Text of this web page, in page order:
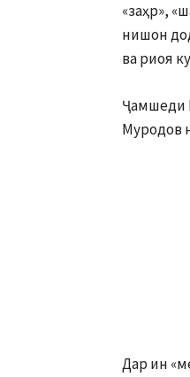
«заҳр»,
нишон
ва риоя
Ҷамшеди
Муродов
Дар ин